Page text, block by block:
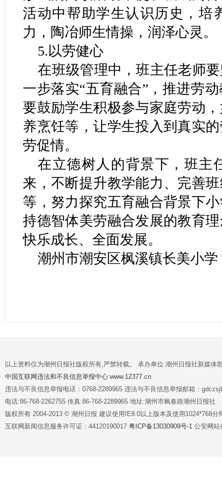
活动中帮助学生认识历史，培
力，陶冶师生情操，润泽心灵。
5.以劳健心
在班级管理中，班主任老师
一步落实“五育融合”，推进劳
要鼓励学生积极参与家庭劳动
养烹饪等，让学生投入到真实
劳促情。
在立德树人的背景下，班主
来，不断提升教学能力、完善
等，努力探究五育融合背景下
持德智体美劳融合发展的教育
快乐成长、全面发展。
潮州市潮安区枫溪镇长美小学
以上资料仅为潮州日报社版权所有,严禁转载。 承办单位:潮州日报社新媒体
中国互联网违法和不良信息举报中心:www.12377.cn
违法与不良信息举报电话：0768-2289965 违法与不良信息举报邮箱：
电话:86-768-2262755 传真:86-768-2289965 地址:潮州市枫春路潮州日报社
版权所有 2004-2013 © 潮州日报 建议使用IE8.0以上版本及使用1024*768分
互联网新闻信息服务许可证：44120190017 粤ICP备13030909号-1 公安网站